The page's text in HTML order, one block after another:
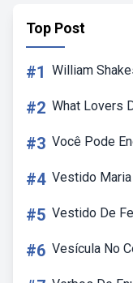
Top Post
#1 William
#2 What Lovers
#3 Você Pode
#4 Vestido
#5 Vestido De
#6 Vesícula No